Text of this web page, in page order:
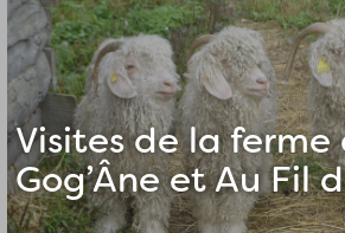
Visites de la ferme
Gog’Âne et Au Fil